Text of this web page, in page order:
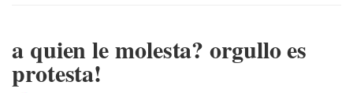
a quien le molesta? orgullo es
protesta!